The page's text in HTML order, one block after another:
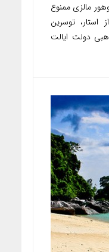
مالزی ممنوع
توسرین
دولت ایالت